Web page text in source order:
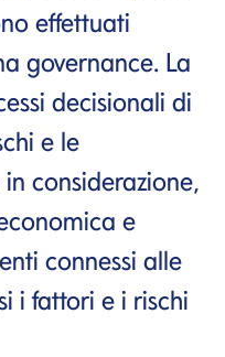
effettuati
governance. La
decisionali di
e le
considerazione,
e
connessi alle
i fattori e i rischi